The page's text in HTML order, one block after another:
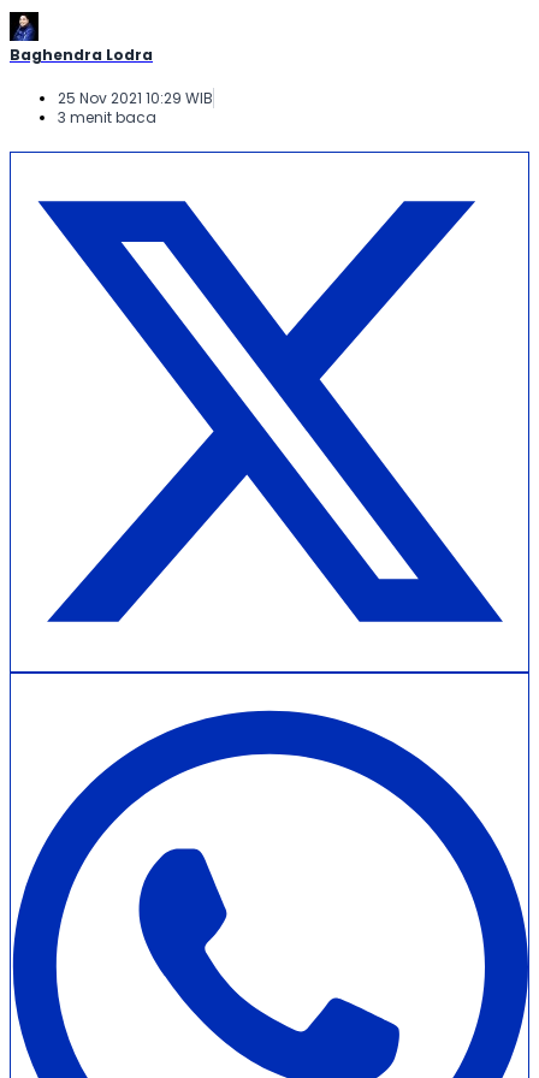
Baghendra Lodra
25 Nov 2021 10:29 WIB
3 menit baca